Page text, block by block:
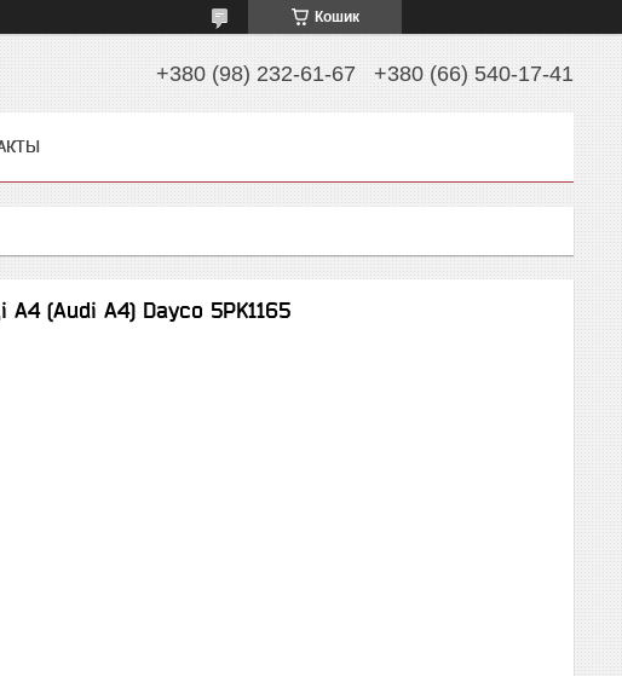
Кошик
+380 (98) 232-61-67 +380 (66) 540-17-41
A4 (Audi A4) Dayco 5PK1165